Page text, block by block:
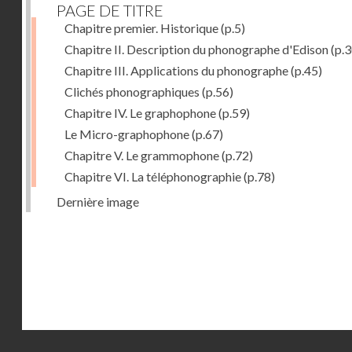
PAGE DE TITRE
Chapitre premier. Historique(p.5)
Chapitre II. Description du phonographe d'Edison
Chapitre III. Applications du phonographe(p.45)
Clichés phonographiques (p.56)
Chapitre IV. Le graphophone(p.59)
Le Micro-graphophone(p.67)
Chapitre V. Le grammophone(p.72)
Chapitre VI. La téléphonographie(p.78)
Dernière image